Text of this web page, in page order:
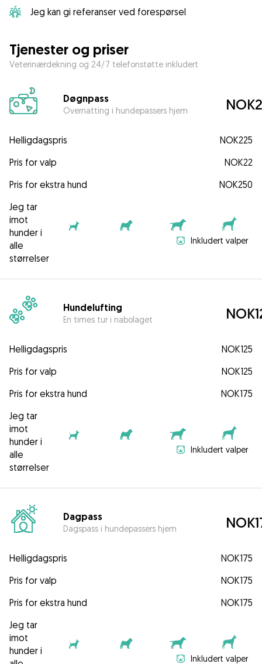
Jeg kan gi referanser ved forespørsel
Tjenester og priser
Veterinærdekning og 24/7 telefonstøtte inkludert
Døgnpass
Overnatting i hundepassers hjem
Helligdagspris
NOK225
Pris for valp
NOK22
Pris for ekstra hund
NOK250
Jeg tar
imot
hunder i
alle
størrelser
Inkludert valper
Hundelufting
En times tur i nabolaget
Helligdagspris
NOK125
Pris for valp
NOK125
Pris for ekstra hund
NOK175
Jeg tar
imot
hunder i
alle
størrelser
Inkludert valper
Dagpass
Dagspass i hundepassers hjem
Helligdagspris
NOK175
Pris for valp
NOK175
Pris for ekstra hund
NOK175
Jeg tar
imot
hunder i
Inkludert valper